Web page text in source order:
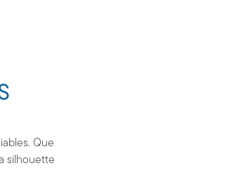
Que
silhouette